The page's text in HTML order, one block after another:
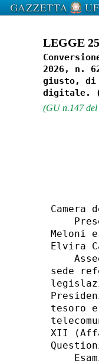
LEGGE
2026, n.
giusto, di
(GU n.147
Meloni
Elvira
sede
tesoro
XII